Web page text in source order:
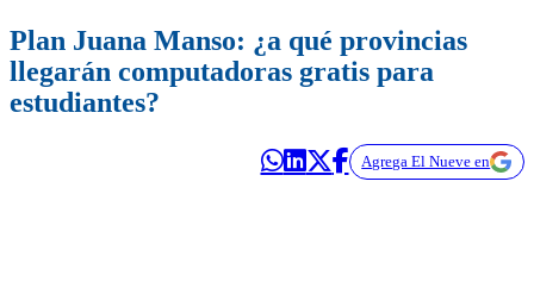
Plan Juana Manso: ¿a qué provincias
llegarán computadoras gratis para
estudiantes?
Agrega El Nueve en